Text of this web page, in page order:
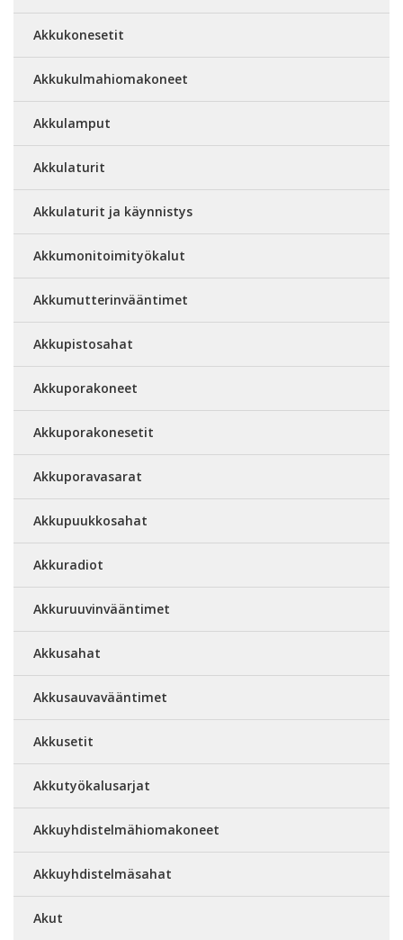
Akkukonesetit
Akkukulmahiomakoneet
Akkulamput
Akkulaturit
Akkulaturit ja käynnistys
Akkumonitoimityökalut
Akkumutterinvääntimet
Akkupistosahat
Akkuporakoneet
Akkuporakonesetit
Akkuporavasarat
Akkupuukkosahat
Akkuradiot
Akkuruuvinvääntimet
Akkusahat
Akkusauvavääntimet
Akkusetit
Akkutyökalusarjat
Akkuyhdistelmähiomakoneet
Akkuyhdistelmäsahat
Akut